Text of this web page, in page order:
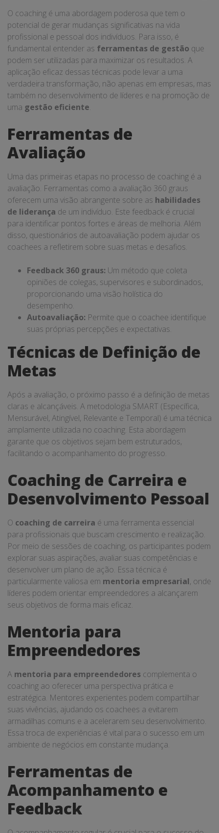
O coaching é uma abordagem poderosa que tem o
potencial de gerar mudanças significativas na vida
profissional e pessoal dos indivíduos. Para isso, é
fundamental entender as ferramentas de gestão que
podem ser utilizadas para maximizar os resultados. A
aplicação eficaz dessas técnicas pode levar a uma
verdadeira transformação, não apenas em empresas, mas
também no desenvolvimento de líderes e na promoção de
uma gestão eficiente.
Ferramentas de
Avaliação
Uma das primeiras etapas no processo de coaching é a
avaliação. Ferramentas como a avaliação 360 graus
oferecem uma visão abrangente sobre as habilidades
de liderança de um indivíduo. Este feedback é crucial
para identificar pontos fortes e áreas de melhoria. Além
disso, questionários de autoavaliação podem ajudar os
coachees a refletirem sobre suas metas e desafios.
Feedback 360 graus: Um método que coleta
opiniões de colegas, supervisores e subordinados,
proporcionando uma visão holística do
desempenho.
Autoavaliação: Permite que o coachee identifique
suas próprias percepções e expectativas.
Técnicas de Definição de
Metas
Após a avaliação, o próximo passo é a definição de metas
claras e alcançáveis. A metodologia SMART (Específica,
Mensurável, Atingível, Relevante e Temporal) é uma técnica
amplamente utilizada no coaching. Esta abordagem
garante que os objetivos sejam bem estruturados,
facilitando o acompanhamento do progresso.
Coaching de Carreira e
Desenvolvimento Pessoal
O coaching de carreira é uma ferramenta essencial
para profissionais que buscam crescimento e realização.
Por meio de sessões de coaching, os participantes podem
explorar suas aspirações, avaliar suas competências e
desenvolver um plano de ação. Essa técnica é
particularmente valiosa em mentoria empresarial, onde
líderes podem orientar empreendedores a alcançarem
seus objetivos de forma mais eficaz.
Mentoria para
Empreendedores
A mentoria para empreendedores complementa o
coaching ao oferecer uma perspectiva prática e
estratégica. Mentores experientes podem compartilhar
suas vivências, ajudando os coachees a evitarem
armadilhas comuns e a acelerarem seu desenvolvimento.
Essa troca de experiências é vital para o sucesso em um
ambiente de negócios em constante mudança.
Ferramentas de
Acompanhamento e
Feedback